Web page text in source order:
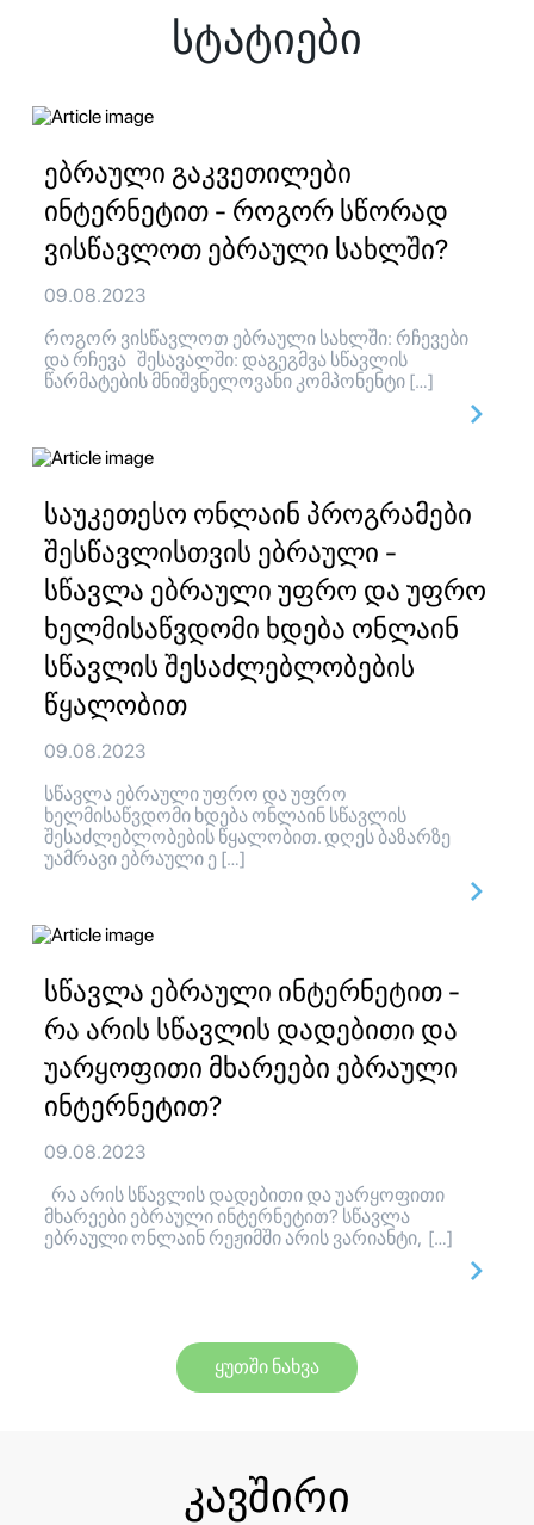
სტატიები
ებრაული გაკვეთილები
ინტერნეტით - როგორ სწორად
ვისწავლოთ ებრაული სახლში?
09.08.2023
როგორ ვისწავლოთ ებრაული სახლში: რჩევები
და რჩევა შესავალში: დაგეგმვა სწავლის
წარმატების მნიშვნელოვანი კომპონენტი […]
საუკეთესო ონლაინ პროგრამები
შესწავლისთვის ებრაული -
სწავლა ებრაული უფრო და უფრო
ხელმისაწვდომი ხდება ონლაინ
სწავლის შესაძლებლობების
წყალობით
09.08.2023
სწავლა ებრაული უფრო და უფრო
ხელმისაწვდომი ხდება ონლაინ სწავლის
შესაძლებლობების წყალობით. დღეს ბაზარზე
უამრავი ებრაული ე […]
სწავლა ებრაული ინტერნეტით -
რა არის სწავლის დადებითი და
უარყოფითი მხარეები ებრაული
ინტერნეტით?
09.08.2023
რა არის სწავლის დადებითი და უარყოფითი
მხარეები ებრაული ინტერნეტით? სწავლა
ებრაული ონლაინ რეჟიმში არის ვარიანტი, […]
ყუთში ნახვა
კავშირი